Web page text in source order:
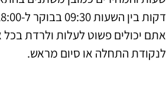
לנקודת התחלה או סיום מראש.